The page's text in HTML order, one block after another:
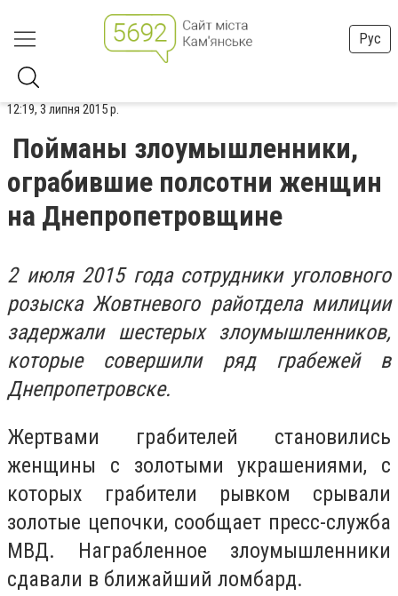
Рус
12:19, 3 липня 2015 р.
Пойманы злоумышленники,
ограбившие полсотни женщин
на Днепропетровщине
2 июля 2015 года сотрудники уголовного
розыска Жовтневого райотдела милиции
задержали шестерых злоумышленников,
которые совершили ряд грабежей в
Днепропетровске.
Жертвами грабителей становились
женщины с золотыми украшениями, c
которых грабители рывком срывали
золотые цепочки, сообщает пресс-служба
МВД. Награбленное злоумышленники
сдавали в ближайший ломбард.